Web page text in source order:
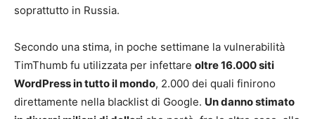
soprattutto in Russia.
Secondo una stima, in poche settimane la vulnerabilità
TimThumb fu utilizzata per infettare oltre 16.000 siti
WordPress in tutto il mondo, 2.000 dei quali finirono
direttamente nella blacklist di Google. Un danno stimato